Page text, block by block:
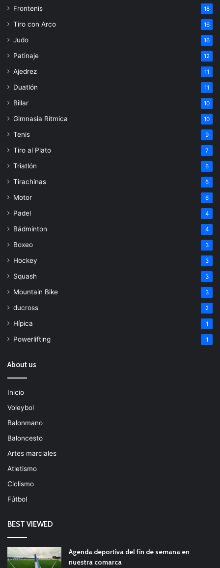
Frontenis 18
Tiro con Arco 16
Judo 16
Patinaje 12
Ajedrez 11
Duatlón 11
Billar 10
Gimnasia Rítmica 10
Tenis 9
Tiro al Plato 7
Triatlón 6
Tirachinas 6
Motor 6
Padel 4
Bádminton 4
Boxeo 3
Hockey 3
Squash 3
Mountain Bike 3
ducross 2
Hípica 1
Powerlifting 1
About us
Inicio
Voleybol
Balonmano
Baloncesto
Artes marciales
Atletismo
Ciclismo
Fútbol
BEST VIEWED
Agenda deportiva del fin de semana en
nuestra comarca